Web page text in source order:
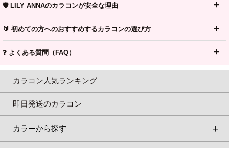
🛡️ LILY ANNAのカラコンが安全な理由
🔰 初めての方へのおすすめするカラコンの選び方
❓ よくある質問（FAQ）
カラコン人気ランキング
即日発送のカラコン
カラーから探す